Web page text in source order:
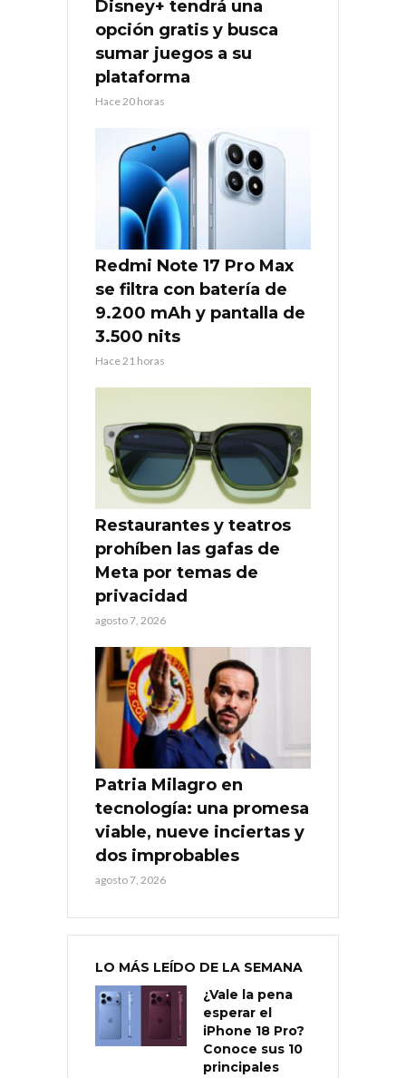
Disney+ tendrá una
opción gratis y busca
sumar juegos a su
plataforma
Hace 20 horas
Redmi Note 17 Pro Max
se filtra con batería de
9.200 mAh y pantalla de
3.500 nits
Hace 21 horas
Restaurantes y teatros
prohíben las gafas de
Meta por temas de
privacidad
agosto 7, 2026
Patria Milagro en
tecnología: una promesa
viable, nueve inciertas y
dos improbables
agosto 7, 2026
LO MÁS LEÍDO DE LA SEMANA
¿Vale la pena
esperar el
iPhone 18 Pro?
Conoce sus 10
principales